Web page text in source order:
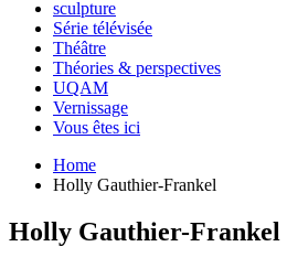
sculpture
Série télévisée
Théâtre
Théories & perspectives
UQAM
Vernissage
Vous êtes ici
Home
Holly Gauthier-Frankel
Holly Gauthier-Frankel